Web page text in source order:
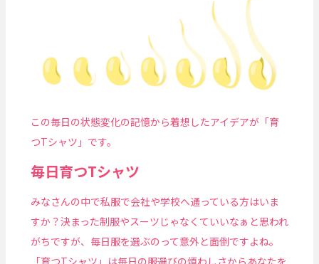
この毎日の状態変化の記憶から着想したアイデアが「育
つTシャツ」です。
毎日育つTシャツ
みなさんの中で私服で会社や学校へ通っている方はいま
すか？決まった制服やスーツじゃなくていいなぁと思われ
がちですが、毎日服を選ぶのって意外と面倒ですよね。